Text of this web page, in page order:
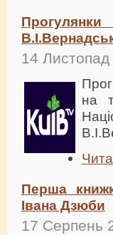
Прогулянки
14
на
Перша
Івана Дзюби
17 Серпень